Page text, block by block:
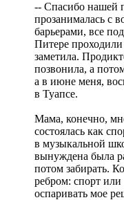
-- Спасибо нашей
прозанималась с
барьерами, все
Питере
заметила.
позвонила, а
а в июне меня,
в Туапсе.
Мама, конечно,
состоялась как
в музыкальной
вынуждена была
потом забирать.
ребром: спорт
оспаривать мое